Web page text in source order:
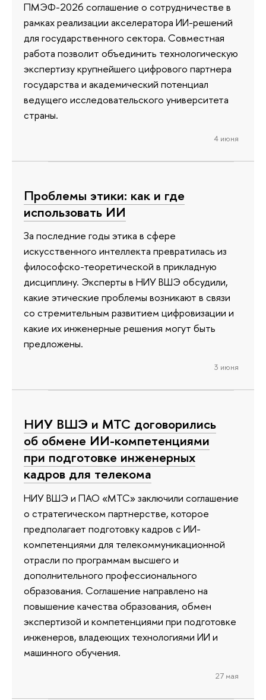
ПМЭФ-2026 соглашение о сотрудничестве в
рамках реализации акселератора ИИ-решений
для государственного сектора. Совместная
работа позволит объединить технологическую
экспертизу крупнейшего цифрового партнера
государства и академический потенциал
ведущего исследовательского университета
страны.
4 июня
Проблемы этики: как и где
использовать ИИ
За последние годы этика в сфере
искусственного интеллекта превратилась из
философско-теоретической в прикладную
дисциплину. Эксперты в НИУ ВШЭ обсудили,
какие этические проблемы возникают в связи
со стремительным развитием цифровизации и
какие их инженерные решения могут быть
предложены.
3 июня
НИУ ВШЭ и МТС договорились
об обмене ИИ-компетенциями
при подготовке инженерных
кадров для телекома
НИУ ВШЭ и ПАО «МТС» заключили соглашение
о стратегическом партнерстве, которое
предполагает подготовку кадров с ИИ-
компетенциями для телекоммуникационной
отрасли по программам высшего и
дополнительного профессионального
образования. Соглашение направлено на
повышение качества образования, обмен
экспертизой и компетенциями при подготовке
инженеров, владеющих технологиями ИИ и
машинного обучения.
27 мая